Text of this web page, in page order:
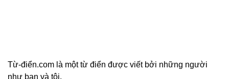
Từ-điển.com là một từ điển được viết bởi những người
như bạn và tôi.